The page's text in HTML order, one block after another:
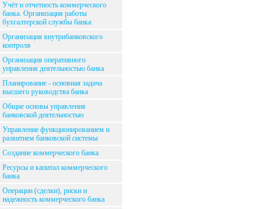
Учёт и отчетность коммерческого
банка. Организация работы
бухгалтерской службы банка
Организация внутрибанковского
контроля
Организация оперативного
управления деятельностью банка
Планирование - основная задача
высшего руководства банка
Общие основы управления
банковской деятельностью
Управление функционированием и
развитием банковской системы
Создание коммерческого банка
Ресурсы и капитал коммерческого
банка
Операции (сделки), риски и
надежность коммерческого банка